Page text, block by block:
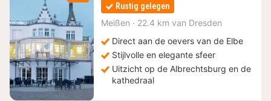
153
Rustig gelegen
Meißen · 22.4 km van Dresden
Direct aan de oevers van de Elbe
Stijlvolle en elegante sfeer
Uitzicht op de Albrechtsburg en de
kathedraal